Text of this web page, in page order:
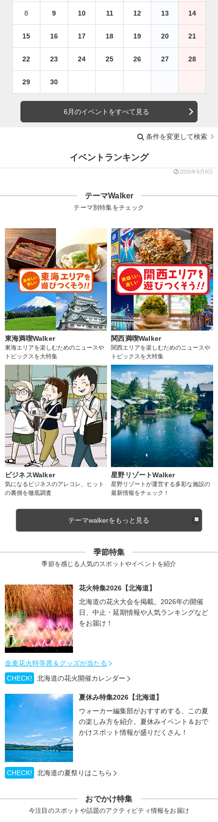
8 9 10 11 12 13 14
15 16 17 18 19 20 21
22 23 24 25 26 27 28
29 30
6月のイベントをすべて見る
条件を変更して検索
イベントランキング
2026年8月9日
テーマWalker
テーマ別特集をチェック
東海満喫Walker
東海エリアを楽しむためのニュースや
トピックスを大特集
関西満喫Walker
関西エリアを楽しむためのニュースや
トピックスを大特集
ビジネスWalker
気になるビジネスのアレコレ、ヒット
の裏側を徹底調査
星野リゾートWalker
星野リゾートが運営する多彩な施設の
最新情報をチェック！
テーマwalkerをもっと見る
季節特集
季節を感じる人気のスポットやイベントを紹介
花火特集2026【北海道】
北海道の花火大会を掲載。2026年の開催
日、中止・延期情報や人気ランキングなど
をお届け！
金麦花火特等席＆グッズが当たる
CHECK!
北海道の花火開催カレンダー
夏休み特集2026【北海道】
ウォーカー編集部がおすすめする、この夏
の楽しみ方を紹介。夏休みイベント＆おで
かけスポット情報が盛りだくさん！
CHECK! 北海道の夏祭りはこちら
おでかけ特集
今注目のスポットや話題のアクティビティ情報をお届け